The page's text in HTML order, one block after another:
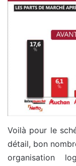
Voilà pour le
détail, bon
organisation